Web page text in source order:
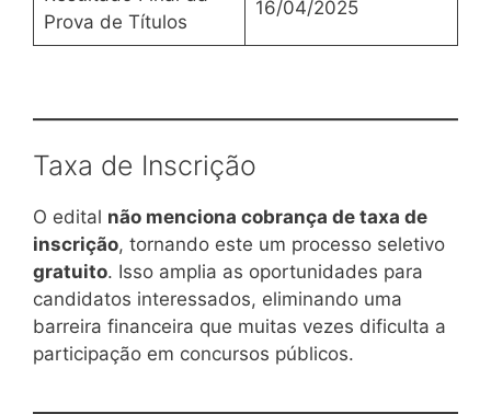
Prova de Títulos
16/04/2025
Taxa de Inscrição
O edital não menciona cobrança de taxa de
inscrição, tornando este um processo seletivo
gratuito. Isso amplia as oportunidades para
candidatos interessados, eliminando uma
barreira financeira que muitas vezes dificulta a
participação em concursos públicos.